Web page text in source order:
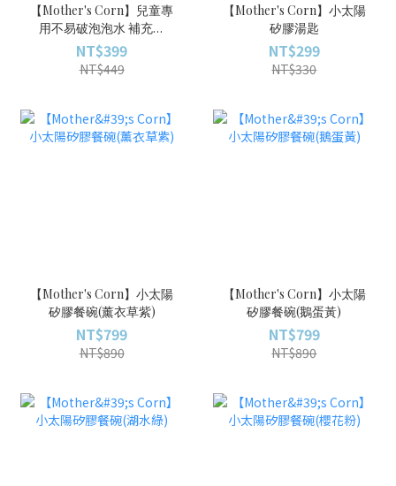
【Mother's Corn】兒童專
用不易破泡泡水 補充罐
(200ml)
NT$399
NT$449
【Mother's Corn】小太陽
矽膠湯匙
NT$299
NT$330
【Mother's Corn】小太陽
矽膠餐碗(薰衣草紫)
NT$799
NT$890
【Mother's Corn】小太陽
矽膠餐碗(鵝蛋黃)
NT$799
NT$890